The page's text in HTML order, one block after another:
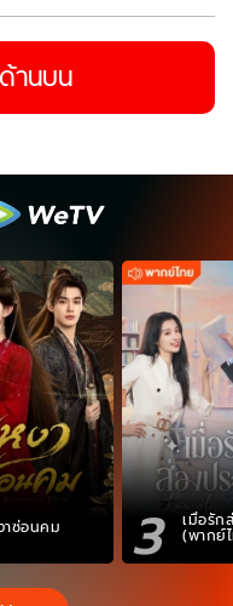
านบน
าซ่อนคม 3 เมื่อรัก
(พากย์